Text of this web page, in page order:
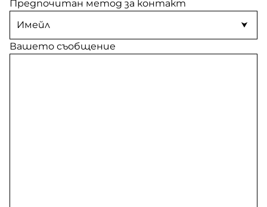
Предпочитан метод за контакт
Вашето съобщение